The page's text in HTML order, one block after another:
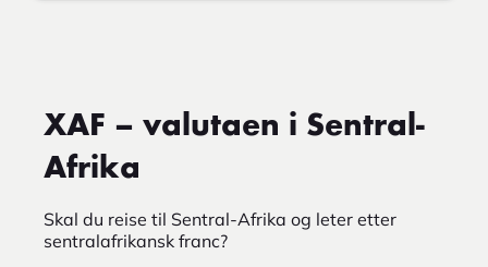
XAF – valutaen i Sentral-
Afrika
Skal du reise til Sentral-Afrika og leter etter
sentralafrikansk franc?